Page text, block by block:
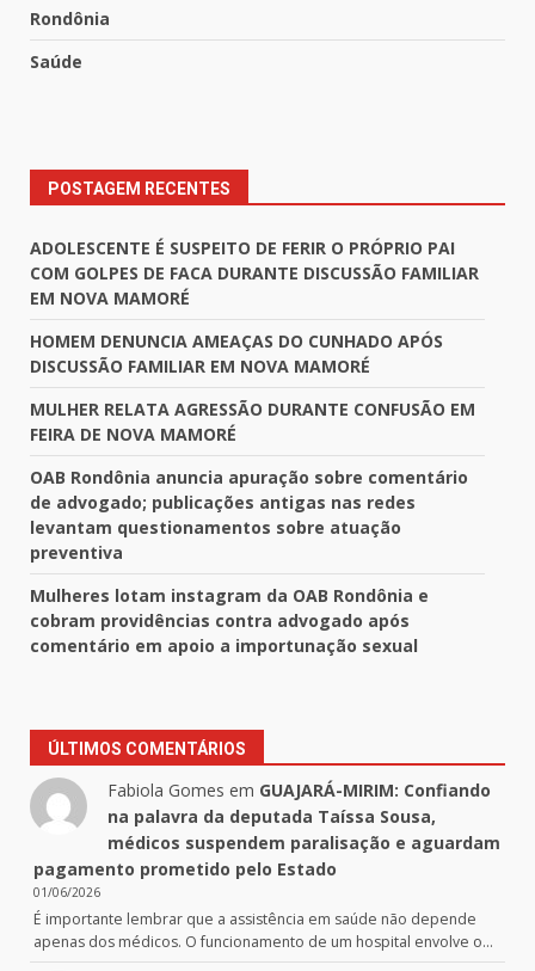
Rondônia
Saúde
POSTAGEM RECENTES
ADOLESCENTE É SUSPEITO DE FERIR O PRÓPRIO PAI
COM GOLPES DE FACA DURANTE DISCUSSÃO FAMILIAR
EM NOVA MAMORÉ
HOMEM DENUNCIA AMEAÇAS DO CUNHADO APÓS
DISCUSSÃO FAMILIAR EM NOVA MAMORÉ
MULHER RELATA AGRESSÃO DURANTE CONFUSÃO EM
FEIRA DE NOVA MAMORÉ
OAB Rondônia anuncia apuração sobre comentário
de advogado; publicações antigas nas redes
levantam questionamentos sobre atuação
preventiva
Mulheres lotam instagram da OAB Rondônia e
cobram providências contra advogado após
comentário em apoio a importunação sexual
ÚLTIMOS COMENTÁRIOS
Fabiola Gomes em GUAJARÁ-MIRIM: Confiando
na palavra da deputada Taíssa Sousa,
médicos suspendem paralisação e aguardam
pagamento prometido pelo Estado
01/06/2026
É importante lembrar que a assistência em saúde não depende
apenas dos médicos. O funcionamento de um hospital envolve o…